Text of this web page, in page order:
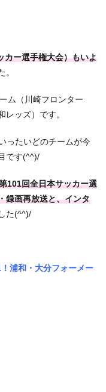
カー選手権大会）もいよ
。
ム（川崎フロンター
レッズ）です。
ったいどのチームが今
です(^^)/
101回全日本サッカー選
録画再放送と、インタ
た(^^)/
浦和・大分フォーメー